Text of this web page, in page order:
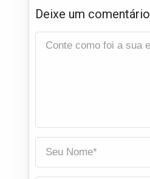
Deixe um comentário